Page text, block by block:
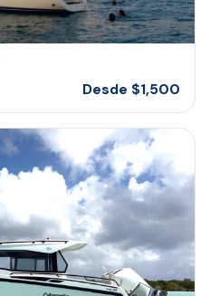
Desde $1,500